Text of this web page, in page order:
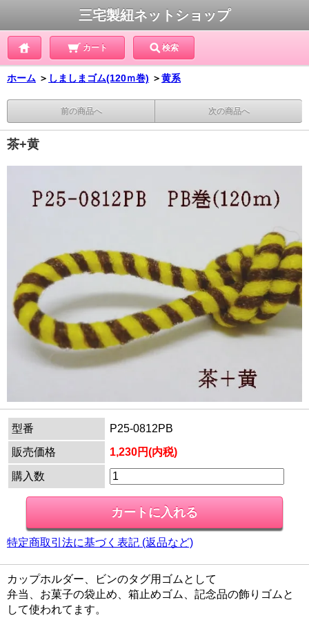
三宅製紐ネットショップ
カート 検索
ホーム ＞ しましまゴム(120ｍ巻) ＞黄系
前の商品へ 次の商品へ
茶+黄
型番
P25-0812PB
販売価格
1,230円(内税)
購入数
特定商取引法に基づく表記 (返品など)
カップホルダー、ビンのタグ用ゴムとして
弁当、お菓子の袋止め、箱止めゴム、記念品の飾りゴムと
して使われてます。